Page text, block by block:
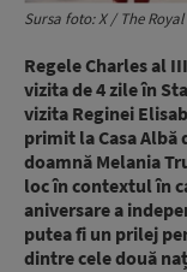
Sursa foto: X / The
Regele Charles al
vizita de 4 zile în
vizita Reginei
primit la Casa Albă
doamnă Melania
loc în contextul în
aniversare a
putea fi un prilej
dintre cele două